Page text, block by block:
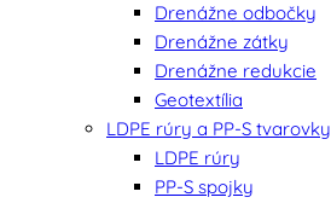
Drenážne odbočky
Drenážne zátky
Drenážne redukcie
Geotextília
LDPE rúry a PP-S tvarovky
LDPE rúry
PP-S spojky